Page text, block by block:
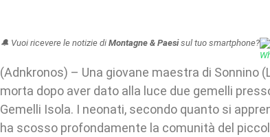
🔔 Vuoi ricevere le notizie di Montagne & Paesisul tuo smartphone?
(Adnkronos) – Una giovane maestra di Sonnino
morta dopo aver dato alla luce due gemelli
Gemelli Isola. I neonati, secondo quanto si
ha scosso profondamente la comunità del